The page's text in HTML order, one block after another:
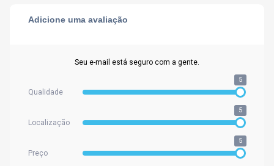
Adicione uma avaliação
Seu e-mail está seguro com a gente.
Qualidade
5
Localização
5
Preço
5